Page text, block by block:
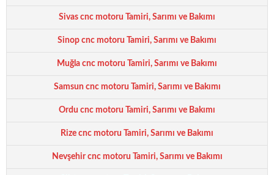
Sivas cnc motoru Tamiri, Sarımı ve Bakımı
Sinop cnc motoru Tamiri, Sarımı ve Bakımı
Muğla cnc motoru Tamiri, Sarımı ve Bakımı
Samsun cnc motoru Tamiri, Sarımı ve Bakımı
Ordu cnc motoru Tamiri, Sarımı ve Bakımı
Rize cnc motoru Tamiri, Sarımı ve Bakımı
Nevşehir cnc motoru Tamiri, Sarımı ve Bakımı